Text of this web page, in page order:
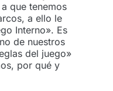
que tenemos
a ello le
Interno». Es
de nuestros
del juego»
por qué y